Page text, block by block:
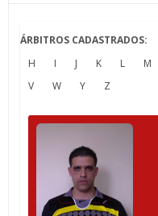
ÁRBITROS CADASTRADOS:
H
I J K L M
V
W Y Z